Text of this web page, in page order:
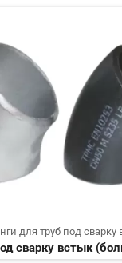
для труб под сварку
сварку встык